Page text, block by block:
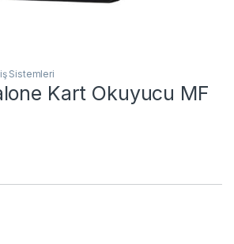
Sistemleri
Kart Okuyucu MF